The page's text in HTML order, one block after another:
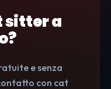
sitter a
e senza
con cat